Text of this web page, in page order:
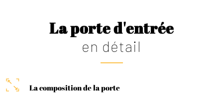
La porte d'entrée
en détail
La composition de la porte